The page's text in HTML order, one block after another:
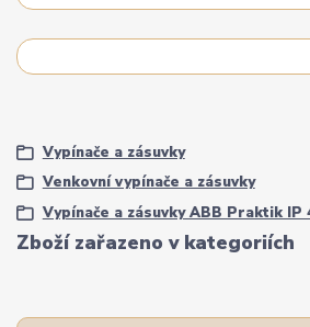
Zboží zařazeno v kategoriích
Vypínače a zásuvky
Venkovní vypínače a zásuvky
Vypínače a zásuvky ABB Praktik IP